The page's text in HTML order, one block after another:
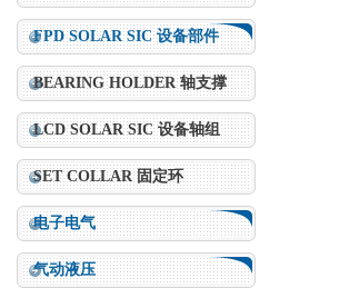
FPD SOLAR SIC 设备部件
BEARING HOLDER 轴支撑
LCD SOLAR SIC 设备轴组
SET COLLAR 固定环
电子电气
气动液压